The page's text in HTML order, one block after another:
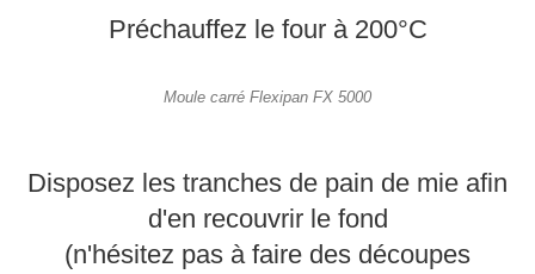
Préchauffez le four à 200°C
Moule carré Flexipan FX 5000
Disposez les tranches de pain de mie afin
d'en recouvrir le fond
(n'hésitez pas à faire des découpes